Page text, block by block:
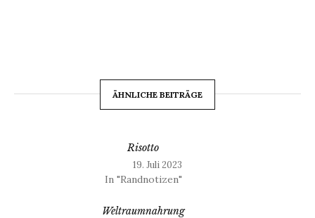
ÄHNLICHE BEITRÄGE
Risotto
19. Juli 2023
In "Randnotizen"
Weltraumnahrung